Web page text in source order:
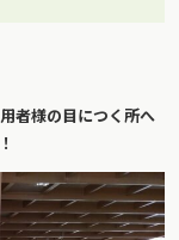
者様の目につく所へ